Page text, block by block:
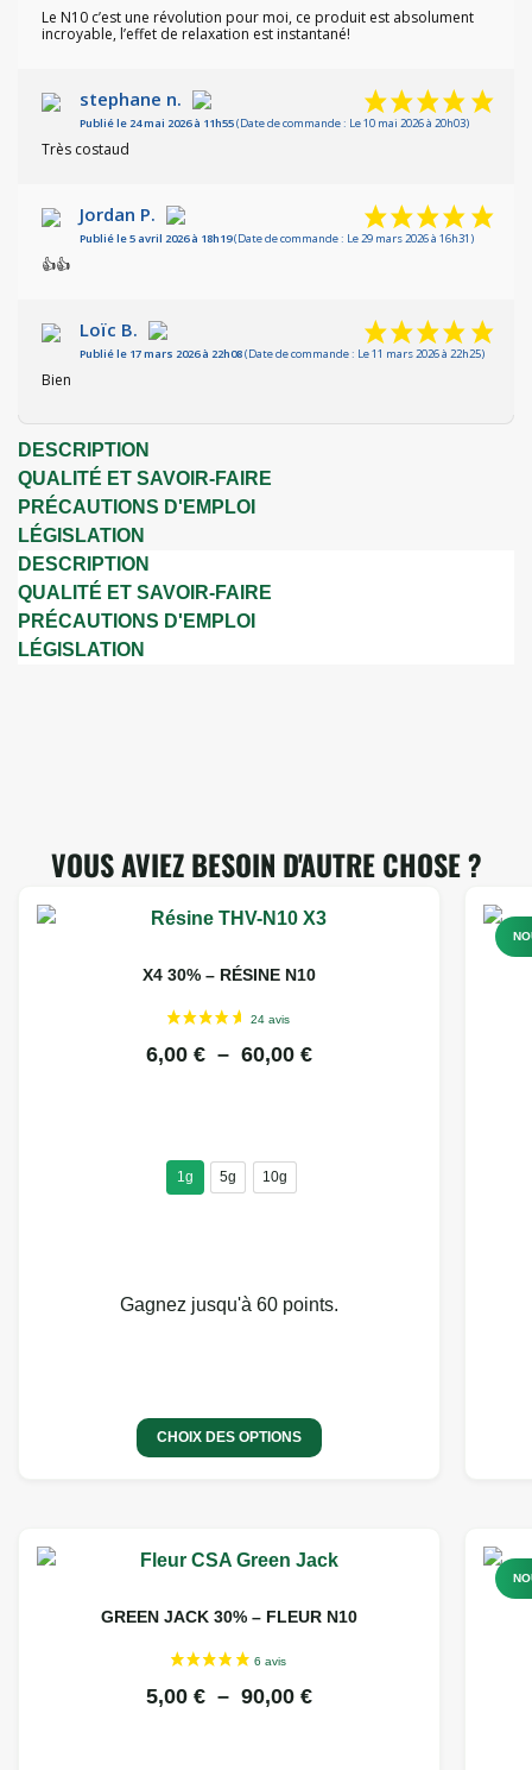
Le N10 c’est une révolution pour moi, ce produit est absolument
incroyable, l’effet de relaxation est instantané!
stephane n.
Publié le 24 mai 2026 à 11h55(Date de commande : Le 10 mai 2026 à 20h03)
Très costaud
Jordan P.
Publié le 5 avril 2026 à 18h19(Date de commande : Le 29 mars 2026 à 16h31)
👍👍
Loïc B.
Publié le 17 mars 2026 à 22h08(Date de commande : Le 11 mars 2026 à 22h25)
Bien
DESCRIPTION
QUALITÉ ET SAVOIR-FAIRE
PRÉCAUTIONS D'EMPLOI
LÉGISLATION
DESCRIPTION
QUALITÉ ET SAVOIR-FAIRE
PRÉCAUTIONS D'EMPLOI
LÉGISLATION
VOUS AVIEZ BESOIN D'AUTRE CHOSE ?
X4 30% – RÉSINE N10
6,00 € – 60,00 €
1g 5g 10g
Gagnez jusqu'à 60 points.
CHOIX DES OPTIONS
GREEN JACK 30% – FLEUR N10
5,00 € – 90,00 €